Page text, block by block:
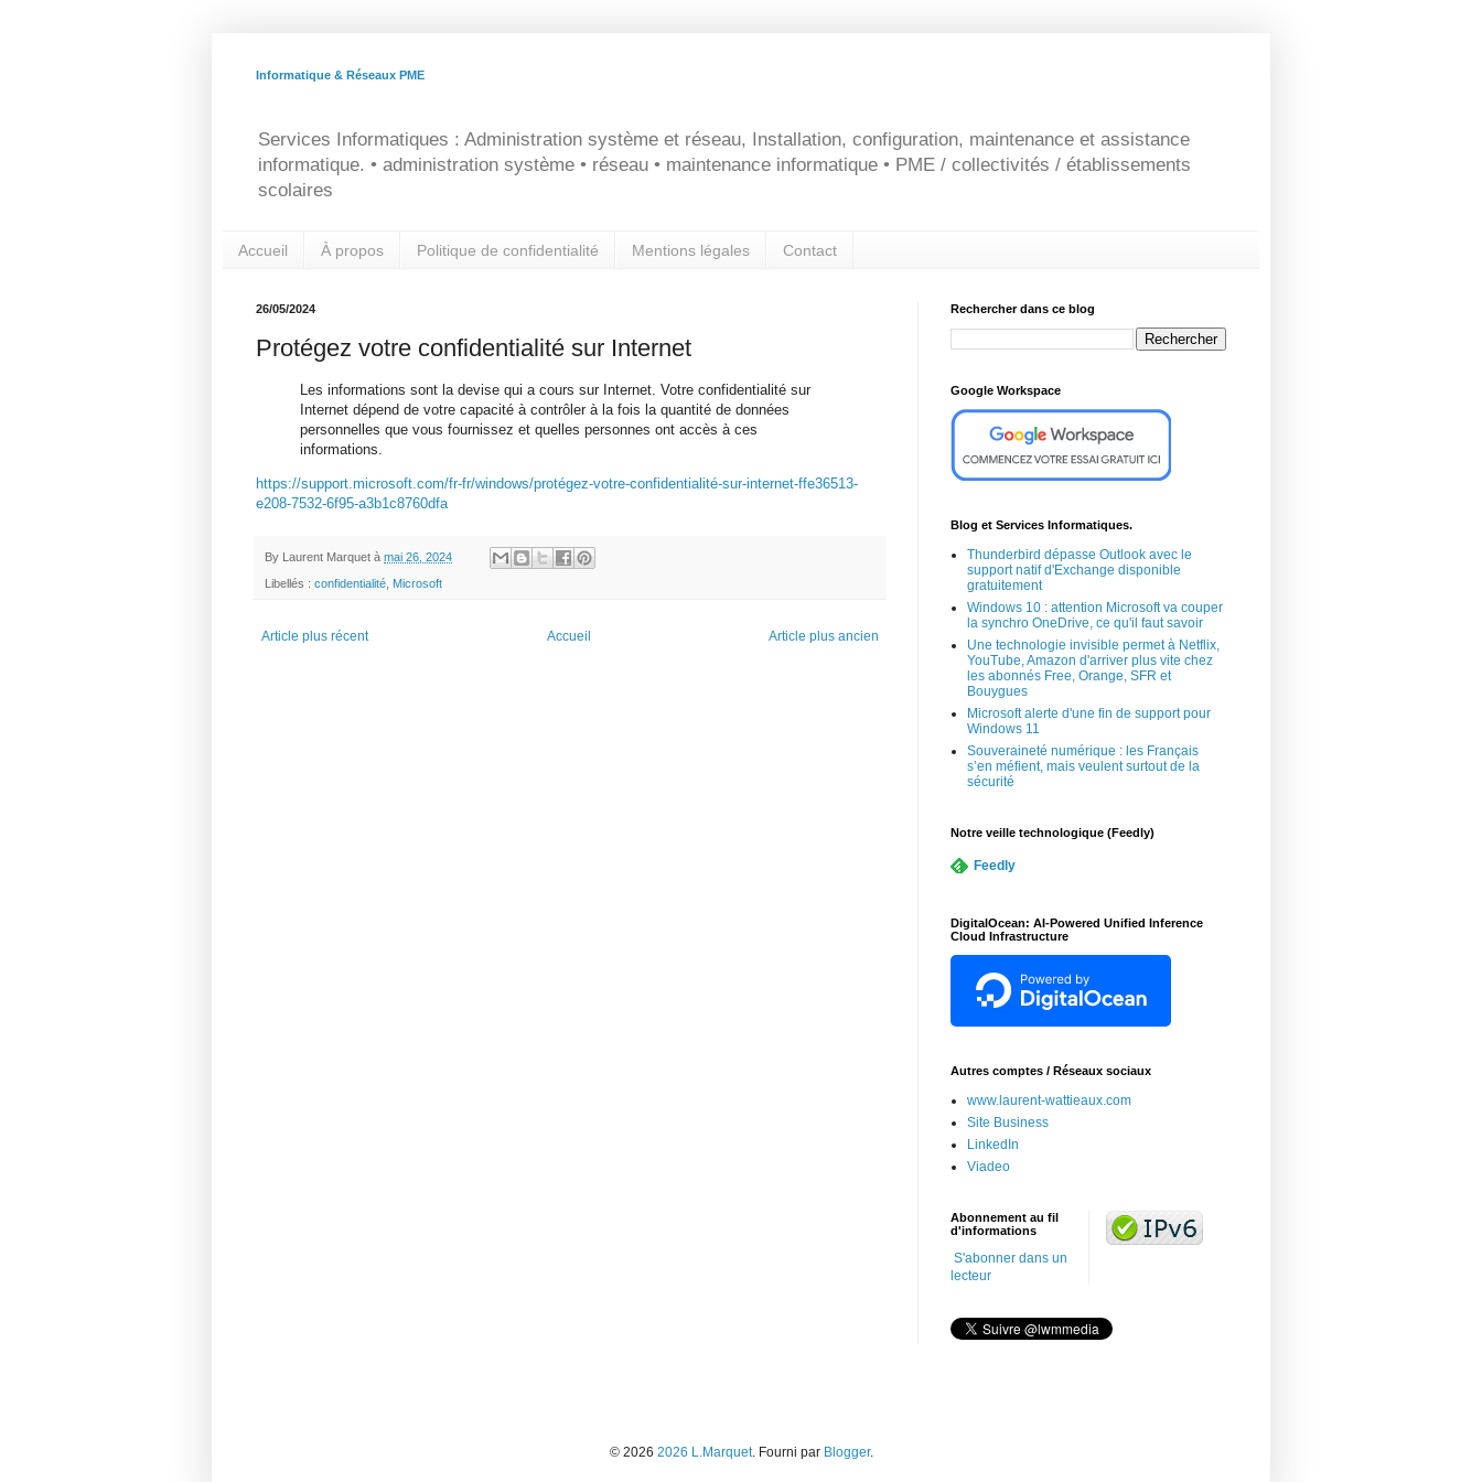
Informatique & Réseaux PME
Services Informatiques : Administration système et réseau, Installation, configuration, maintenance et assistance
informatique. • administration système • réseau • maintenance informatique • PME / collectivités / établissements
scolaires
Accueil À propos Politique de confidentialité Mentions légales Contact
26/05/2024
Protégez votre confidentialité sur Internet
Les informations sont la devise qui a cours sur Internet. Votre confidentialité sur
Internet dépend de votre capacité à contrôler à la fois la quantité de données
personnelles que vous fournissez et quelles personnes ont accès à ces
informations.
https://support.microsoft.com/fr-fr/windows/protégez-votre-confidentialité-sur-internet-ffe36513-
e208-7532-6f95-a3b1c8760dfa
By Laurent Marquet à mai 26, 2024
Libellés : confidentialité, Microsoft
Article plus récent Article plus ancien
Accueil
Rechercher dans ce blog
Google Workspace
Blog et Services Informatiques.
Thunderbird dépasse Outlook avec le
support natif d'Exchange disponible
gratuitement
Windows 10 : attention Microsoft va couper
la synchro OneDrive, ce qu'il faut savoir
Une technologie invisible permet à Netflix,
YouTube, Amazon d'arriver plus vite chez
les abonnés Free, Orange, SFR et
Bouygues
Microsoft alerte d'une fin de support pour
Windows 11
Souveraineté numérique : les Français
s’en méfient, mais veulent surtout de la
sécurité
Notre veille technologique (Feedly)
Feedly
DigitalOcean: AI-Powered Unified Inference
Cloud Infrastructure
Autres comptes / Réseaux sociaux
www.laurent-wattieaux.com
Site Business
LinkedIn
Viadeo
Abonnement au fil
d'informations
S'abonner dans un
lecteur
© 2026 2026 L.Marquet. Fourni par Blogger.